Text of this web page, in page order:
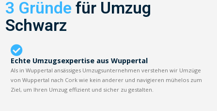
3 Gründe für Umzug
Schwarz
Echte Umzugsexpertise aus Wuppertal
Als in Wuppertal ansässiges Umzugsunternehmen verstehen wir Umzüge
von Wuppertal nach Cork wie kein anderer und navigieren mühelos zum
Ziel, um Ihren Umzug effizient und sicher zu gestalten.